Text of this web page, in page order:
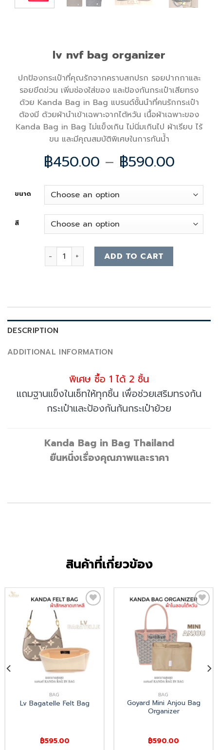
lv nvf bag organizer
ปกป้องกระเป๋าที่คุณรักจากคราบสกปรก รอยปากกาและ
รอยขีดข่วน เพิ่มช่องใส่ของ และป้องกันกระเป๋าเสียทรง
ด้วย Kanda Bag in Bag แบรนด์ชั้นนำที่คนรักกระเป๋า
ต้องมี ด้วยผ้านำเข้าเฉพาะจากไต้หวัน เนื้อผ้าเฉพาะของ
Kanda Bag in Bag ไม่แข็งเกิน ไม่นิ่มเกินไป ผ้าเรียบ ไร้
ขน และมีคุณสมบัติพิเศษในการกันน้ำ
฿450.00 – ฿590.00
ขนาด
สี
lv nvf bag organizer quantity
ADD TO CART
DESCRIPTION
ADDITIONAL INFORMATION
พิเศษ ซื้อ 1 ได้ 2 ชิ้น
แถมฐานแข็งในเซ็ทให้ทุกชิ้น เพื่อช่วยเสริมทรงก้น
กระเป๋าและป้องกันก้นกระเป๋าย้วย
Kanda Bag in Bag Thailand
ยืนหนึ่งเรื่องคุณภาพและราคา
สินค้าที่เกี่ยวข้อง
to
wishlist
BAG
Lv Bagatelle Felt Bag
฿595.00
wishlist
BAG
Goyard Mini Anjou Bag
Organizer
฿590.00